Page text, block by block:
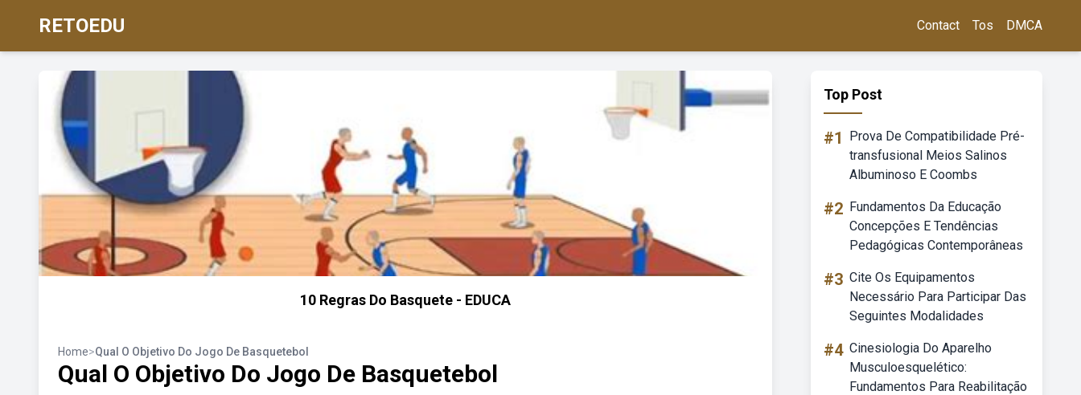
RETOEDU Contact Tos DMCA
10 Regras Do Basquete - EDUCA
Home>Qual O Objetivo Do Jogo De Basquetebol
Qual O Objetivo Do Jogo De Basquetebol
Top Post
#1
Prova De Compatibilidade Pré-
transfusional Meios Salinos
Albuminoso E Coombs
#2 Fundamentos Da Educação
Concepções E Tendências
Pedagógicas Contemporâneas
#3 Cite Os Equipamentos
Necessário Para Participar Das
Seguintes Modalidades
#4 Cinesiologia Do Aparelho
Musculoesquelético:
Fundamentos Para Reabilitação